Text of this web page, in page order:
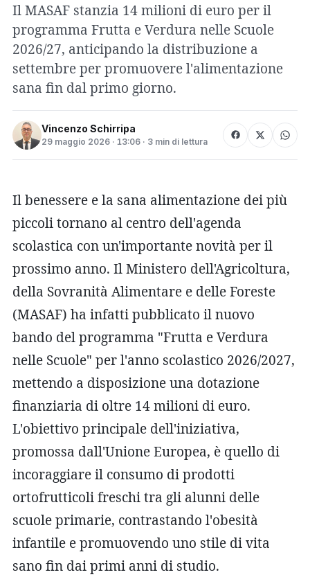
Il MASAF stanzia 14 milioni di euro per il
programma Frutta e Verdura nelle Scuole
2026/27, anticipando la distribuzione a
settembre per promuovere l'alimentazione
sana fin dal primo giorno.
Vincenzo Schirripa
29 maggio 2026 · 13:06 · 3 min di lettura
Il benessere e la sana alimentazione dei più
piccoli tornano al centro dell'agenda
scolastica con un'importante novità per il
prossimo anno. Il Ministero dell'Agricoltura,
della Sovranità Alimentare e delle Foreste
(MASAF) ha infatti pubblicato il nuovo
bando del programma "Frutta e Verdura
nelle Scuole" per l'anno scolastico 2026/2027,
mettendo a disposizione una dotazione
finanziaria di oltre 14 milioni di euro.
L'obiettivo principale dell'iniziativa,
promossa dall'Unione Europea, è quello di
incoraggiare il consumo di prodotti
ortofrutticoli freschi tra gli alunni delle
scuole primarie, contrastando l'obesità
infantile e promuovendo uno stile di vita
sano fin dai primi anni di studio.